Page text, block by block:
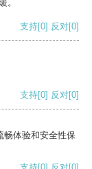
。
支持[0] 反对[0]
支持[0] 反对[0]
畅体验和安全性保